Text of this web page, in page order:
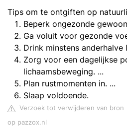
Tips om te ontgiften op
Beperk ongezonde
Ga voluit voor gezonde
Drink minstens
Zorg voor een dagelijkse
lichaamsbeweging. ...
Plan rustmomenten in. ...
Slaap voldoende.
Verzoek tot verwijderen van bron
op pazzox.nl